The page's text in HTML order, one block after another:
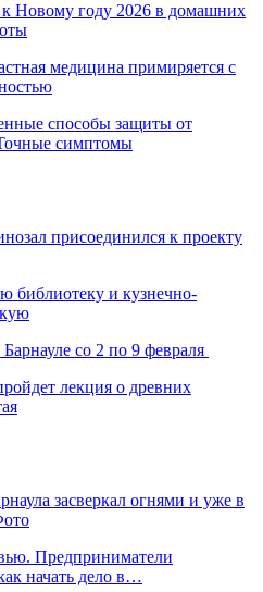
Новому году 2026 в домашних
медицина примиряется с
способы защиты от
симптомы
присоединился к проекту
библиотеку и кузнечно-
со 2 по 9 февраля
лекция о древних
засверкал огнями и уже в
Предприниматели
начать дело в…